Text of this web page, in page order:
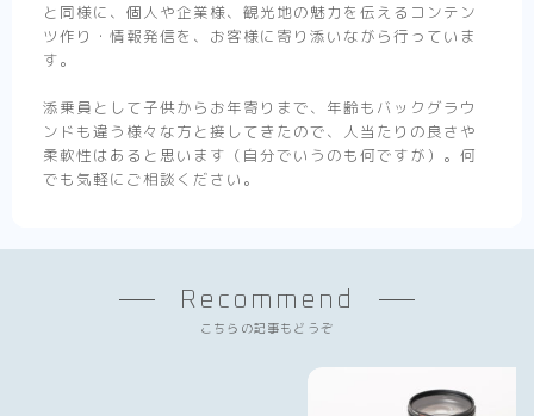
と同様に、個人や企業様、観光地の魅力を伝えるコンテン
ツ作り・情報発信を、お客様に寄り添いながら行っていま
す。
添乗員として子供からお年寄りまで、年齢もバックグラウ
ンドも違う様々な方と接してきたので、人当たりの良さや
柔軟性はあると思います（自分でいうのも何ですが）。何
でも気軽にご相談ください。
Recommend
こちらの記事もどうぞ